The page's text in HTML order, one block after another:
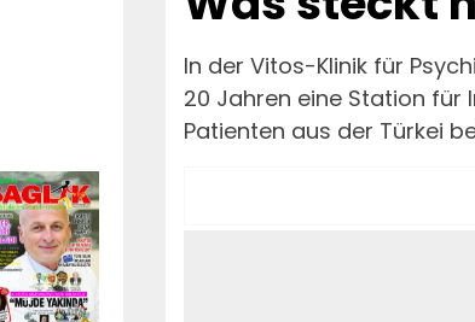
In der Vitos-Klinik für
20 Jahren eine Station für
Patienten aus der Türkei